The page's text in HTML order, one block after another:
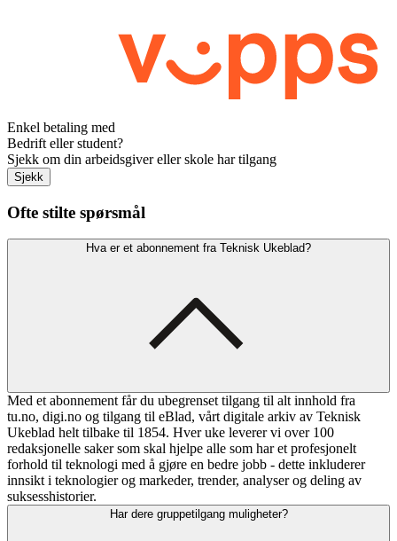
Enkel betaling med
Bedrift eller student?
Sjekk om din arbeidsgiver eller skole har tilgang
Sjekk
Ofte stilte spørsmål
Hva er et abonnement fra Teknisk Ukeblad?
Med et abonnement får du ubegrenset tilgang til alt innhold fra
tu.no, digi.no og tilgang til eBlad, vårt digitale arkiv av Teknisk
Ukeblad helt tilbake til 1854. Hver uke leverer vi over 100
redaksjonelle saker som skal hjelpe alle som har et profesjonelt
forhold til teknologi med å gjøre en bedre jobb - dette inkluderer
innsikt i teknologier og markeder, trender, analyser og deling av
suksesshistorier.
Har dere gruppetilgang muligheter?